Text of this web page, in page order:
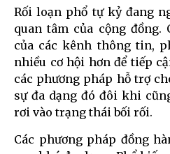
Rối loạn phổ tự kỷ đang
quan tâm của cộng
của các kênh thông tin,
nhiều cơ hội hơn để tiếp
các phương pháp hỗ trợ
sự đa dạng đó đôi khi
rơi vào trạng thái bối rối.
Các phương pháp đồng